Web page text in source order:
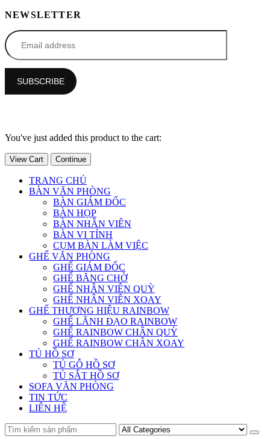
NEWSLETTER
You've just added this product to the cart:
View Cart Continue
TRANG CHỦ
BÀN VĂN PHÒNG
BÀN GIÁM ĐỐC
BÀN HỌP
BÀN NHÂN VIÊN
BÀN VI TÍNH
CỤM BÀN LÀM VIỆC
GHẾ VĂN PHÒNG
GHẾ GIÁM ĐỐC
GHẾ BĂNG CHỜ
GHẾ NHÂN VIÊN QUỲ
GHẾ NHÂN VIÊN XOAY
GHẾ THƯƠNG HIỆU RAINBOW
GHẾ LÃNH ĐẠO RAINBOW
GHẾ RAINBOW CHÂN QUỲ
GHẾ RAINBOW CHÂN XOAY
TỦ HỒ SƠ
TỦ GỖ HỒ SƠ
TỦ SẮT HỒ SƠ
SOFA VĂN PHÒNG
TIN TỨC
LIÊN HỆ